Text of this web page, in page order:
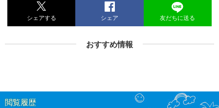
シェアする シェア 友だちに送る
おすすめ情報
閲覧履歴